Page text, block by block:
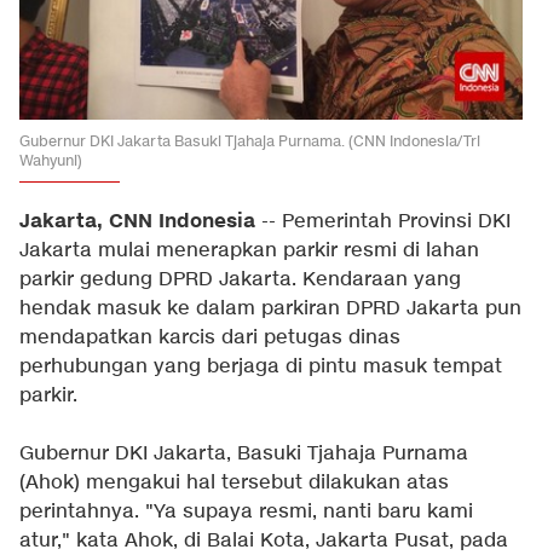
Gubernur DKI Jakarta Basuki Tjahaja Purnama. (CNN Indonesia/Tri
Wahyuni)
Jakarta, CNN Indonesia -- Pemerintah Provinsi DKI
Jakarta mulai menerapkan parkir resmi di lahan
parkir gedung DPRD Jakarta. Kendaraan yang
hendak masuk ke dalam parkiran DPRD Jakarta pun
mendapatkan karcis dari petugas dinas
perhubungan yang berjaga di pintu masuk tempat
parkir.
Gubernur DKI Jakarta, Basuki Tjahaja Purnama
(Ahok) mengakui hal tersebut dilakukan atas
perintahnya. "Ya supaya resmi, nanti baru kami
atur," kata Ahok, di Balai Kota, Jakarta Pusat, pada